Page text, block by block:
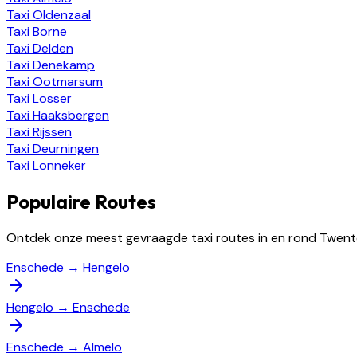
TaxiOldenzaal
TaxiBorne
TaxiDelden
TaxiDenekamp
TaxiOotmarsum
TaxiLosser
TaxiHaaksbergen
TaxiRijssen
TaxiDeurningen
TaxiLonneker
Populaire Routes
Ontdek onze meest gevraagde taxi routes in en rond
Enschede → Hengelo
Hengelo → Enschede
Enschede → Almelo